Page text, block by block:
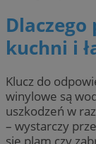
kuchni i
Klucz do
winylowe są
uszkodzeń w
– wystarczy